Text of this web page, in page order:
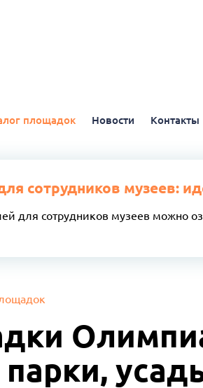
площадок Новости Контакты
сотрудников музеев:
для сотрудников музеев можно